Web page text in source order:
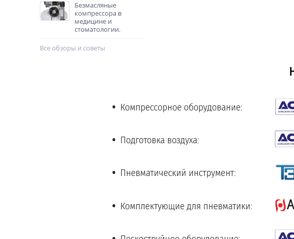
Безмасляные
компрессора в
медицине и
стоматологии.
Все обзоры и советы